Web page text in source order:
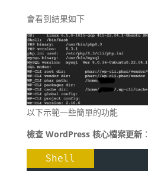
會看到結果如下
以下示範一些簡單的功能
檢查 WordPress 核心檔案更新：
Shell